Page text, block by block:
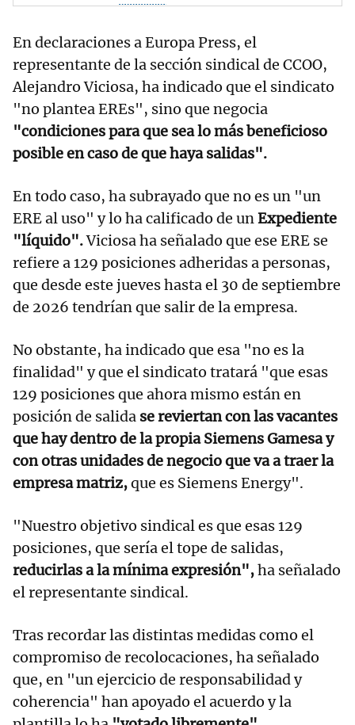
En declaraciones a Europa Press, el
representante de la sección sindical de CCOO,
Alejandro Viciosa, ha indicado que el sindicato
"no plantea EREs", sino que negocia
"condiciones para que sea lo más beneficioso
posible en caso de que haya salidas".
En todo caso, ha subrayado que no es un "un
ERE al uso" y lo ha calificado de unExpediente
"líquido".Viciosa ha señalado que ese ERE se
refiere a 129 posiciones adheridas a personas,
que desde este jueves hasta el 30 de septiembre
de 2026 tendrían que salir de la empresa.
No obstante, ha indicado que esa "no es la
finalidad" y que el sindicato tratará "que esas
129 posiciones que ahora mismo están en
posición de salida se reviertan con las vacantes
que hay dentro de la propia Siemens Gamesa y
con otras unidades de negocio que va a traer la
empresa matriz,que es Siemens Energy".
"Nuestro objetivo sindical es que esas 129
posiciones, que sería el tope de salidas,
reducirlas a la mínima expresión",ha señalado
el representante sindical.
Tras recordar las distintas medidas como el
compromiso de recolocaciones, ha señalado
que, en "un ejercicio de responsabilidad y
coherencia" han apoyado el acuerdo y la